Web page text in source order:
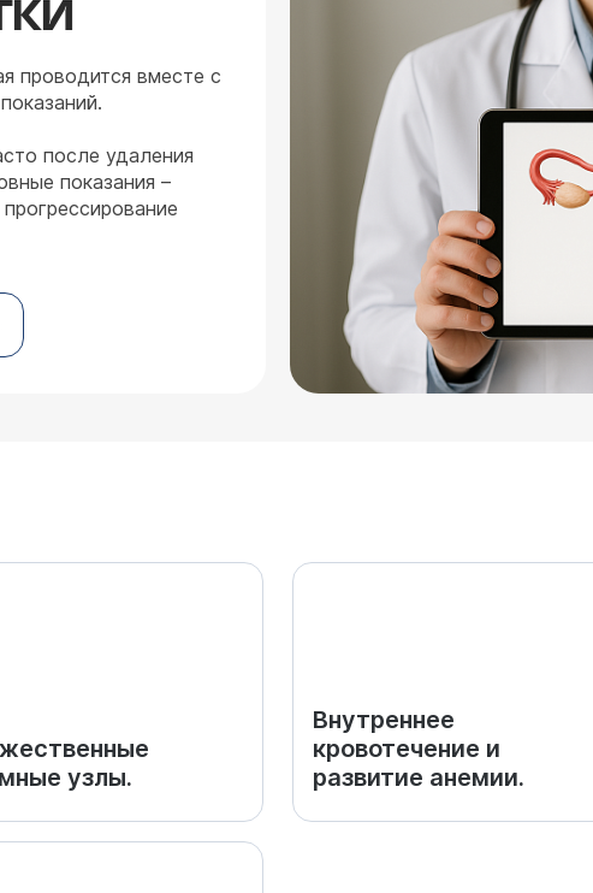
проводится вместе с
после удаления
показания –
узлы.
Внутреннее
кровотечение и
развитие анемии.